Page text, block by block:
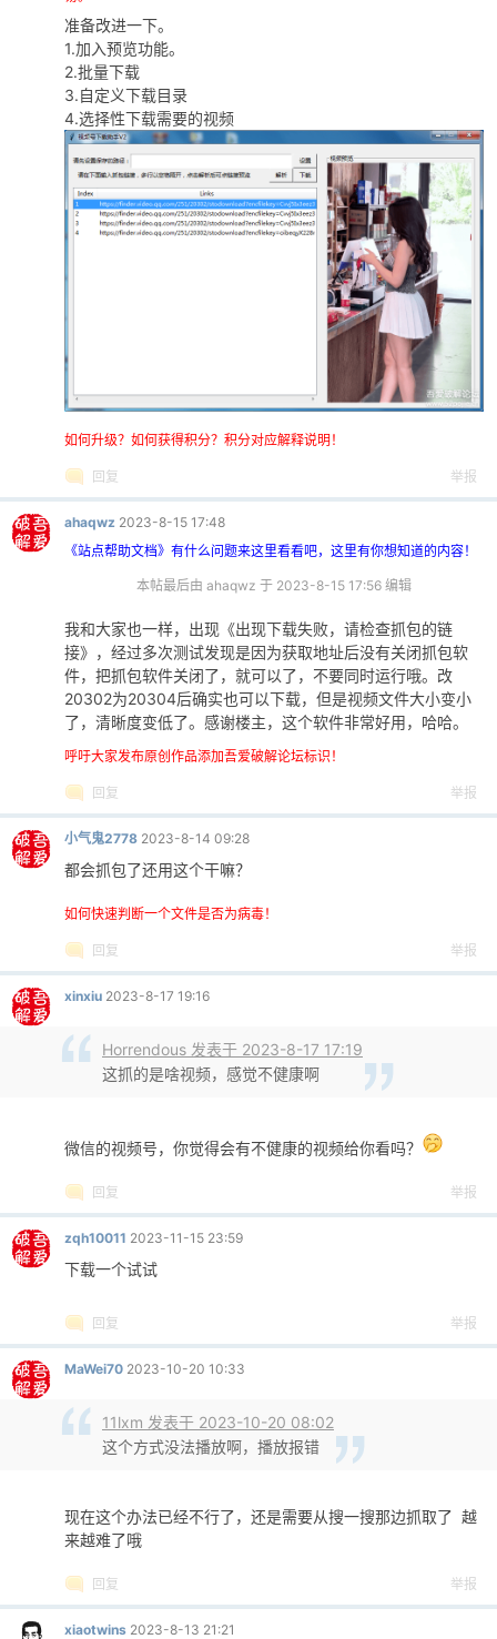
准备改进一下。
1.加入预览功能。
2.批量下载
3.自定义下载目录
4.选择性下载需要的视频
如何升级？如何获得积分？积分对应解释说明！
回复 举报
ahaqwz 2023-8-15 17:48
《站点帮助文档》有什么问题来这里看看吧，这里有你想知道的内容！
本帖最后由 ahaqwz 于 2023-8-15 17:56 编辑
我和大家也一样，出现《出现下载失败，请检查抓包的链
接》，经过多次测试发现是因为获取地址后没有关闭抓包软
件，把抓包软件关闭了，就可以了，不要同时运行哦。改
20302为20304后确实也可以下载，但是视频文件大小变小
了，清晰度变低了。感谢楼主，这个软件非常好用，哈哈。
呼吁大家发布原创作品添加吾爱破解论坛标识！
回复 举报
小气鬼2778 2023-8-14 09:28
都会抓包了还用这个干嘛？
如何快速判断一个文件是否为病毒！
回复 举报
xinxiu 2023-8-17 19:16
Horrendous 发表于 2023-8-17 17:19
这抓的是啥视频，感觉不健康啊
微信的视频号，你觉得会有不健康的视频给你看吗？
回复 举报
zqh10011 2023-11-15 23:59
下载一个试试
回复 举报
MaWei70 2023-10-20 10:33
11lxm 发表于 2023-10-20 08:02
这个方式没法播放啊，播放报错
现在这个办法已经不行了，还是需要从搜一搜那边抓取了 越
来越难了哦
回复 举报
xiaotwins 2023-8-13 21:21